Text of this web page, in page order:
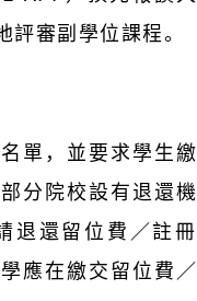
評審副學位課程。
單，並要求學生繳
分院校設有退還機
退還留位費／註冊
應在繳交留位費／